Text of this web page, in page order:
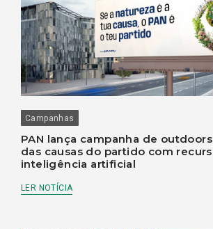
Campanhas
PAN lança campanha de
das causas do partido com
inteligência artificial
LER NOTÍCIA